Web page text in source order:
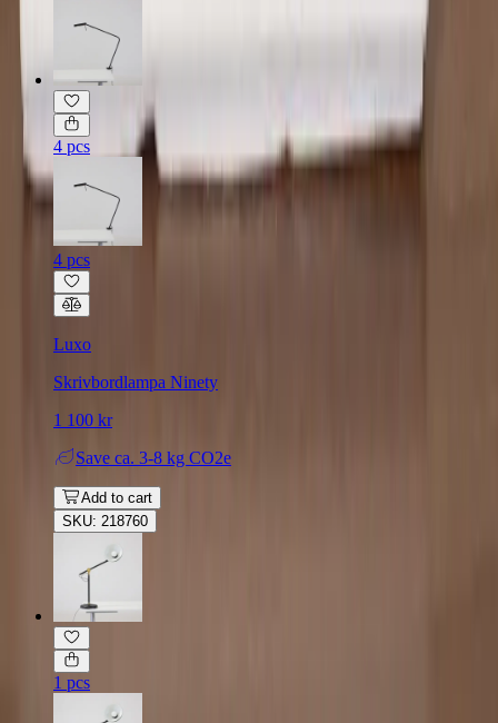
4 pcs
4 pcs
Luxo
Skrivbordlampa Ninety
1 100 kr
Save ca. 3-8 kg CO2e
Add to cart
SKU: 218760
1 pcs